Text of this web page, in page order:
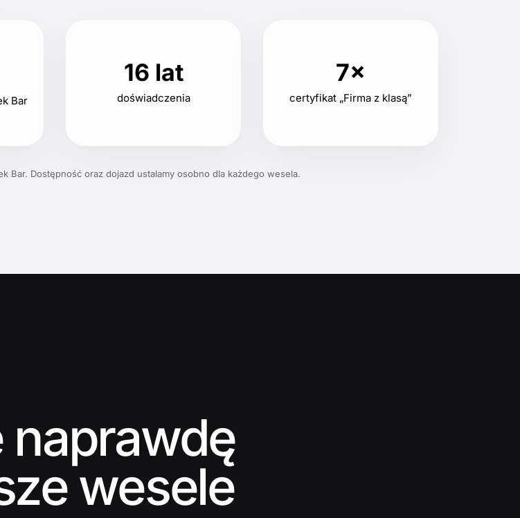
Bar
16 lat
doświadczenia
7×
certyfikat „Firma z klasą”
Bar. Dostępność oraz dojazd ustalamy osobno dla każdego wesela.
naprawdę
wesele